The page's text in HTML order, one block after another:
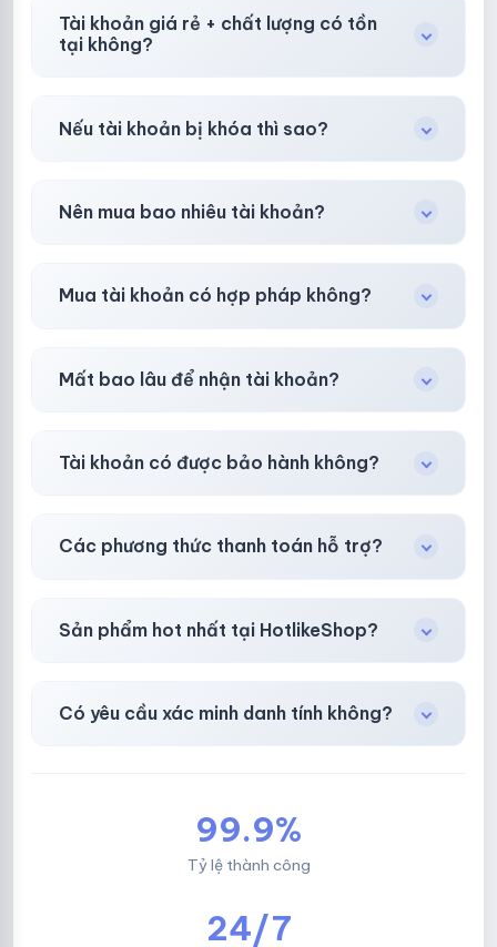
Tài khoản giá rẻ + chất lượng có tồn
tại không?
ưu tiên chất lượng, bảo hành hơn là giá rẻ nhất.
Nếu tài khoản bị khóa thì sao?
trợ đổi mới hoặc hoàn 100%.
Nên mua bao nhiêu tài khoản?
phòng.
Mua tài khoản có hợp pháp không?
ràng trước khi bạn mua.
Mất bao lâu để nhận tài khoản?
toán thành công.
Tài khoản có được bảo hành không?
sách công khai.
Các phương thức thanh toán hỗ trợ?
các ví điện tử phổ biến.
Sản phẩm hot nhất tại HotlikeShop?
Có yêu cầu xác minh danh tính không?
99.9%
Tỷ lệ thành công
24/7